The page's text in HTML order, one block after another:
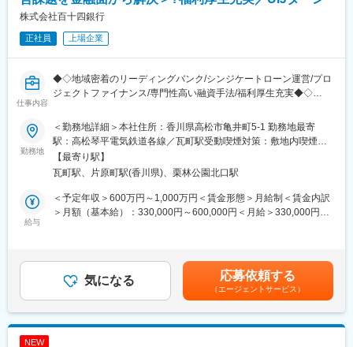
た第百十四国立銀行としてスタートしました。明治、大正、昭
ない基盤と信用を培って続いてきた伝統ある銀行です。
「データおよびデジタル技術を基点としたビジネスを変革する成
長エンジン」と定義し、お客さま・地域への新たな価値・体験の
＜方針＞
デジタル技術がもたらす影響を好機ととらえ、足元の外部環境・
内部環境を考慮のうえ、下記の方針に沿ってDX戦略を策定する。
◇多様化するお客さまのニーズや職員の働き方の変化、生産性向
◇デジタル技術の急速な進歩に伴う社会・経済の変化に対応でき
る組織への変革
（3）店舗・業務のデジタル化
（4）DX人材の育成・採用
（5）お客さま・地域のDX化支援
株式会社百十四銀行
正社員 上場企業
仕事内容
◆◇地域密着のリーディングバンク/シンジケートローン運営/プロ
ジェクトファイナンス/専門性高い融資手法/福利厚生充実◆◇
■採用背景：
法人のお客さまのさまざまな事業ステージJにおける経営課題に対
し、適切なファイナンス手法の提供により、金融面からお客さま
の課題解決に取り組む業務に従事できる方を募集します。
■業務概要：
多様化するお客さま・地域のニーズや課題を、日々進歩する金融
・シンジケートローンやプロジェクトファイナンスなど専門性の
高い融資手法の運営・管理業務で、案件の組成から契約書の策定
勤務地
＜勤務地詳細＞本社住所：香川県高松市亀井町5-1 勤務地最寄
駅：高松琴平電気鉄道各線／瓦町駅受動喫煙対策：敷地内喫煙可
能場所あり変更の範囲：会社の定める事業所
【最寄り駅】
瓦町駅、片原町駅(香川県)、栗林公園北口駅
給与
＜予定年収＞600万円～1,000万円＜賃金形態＞月給制＜賃金内訳
＞月額（基本給）：330,000円～600,000円＜月給＞330,000円～
目安の金額であり、選考を通じて上下する可能性があります。月
給(月額)は固定手当を含めた表記です。
気になる 応募依頼する
（エージェントサービス）
NEW